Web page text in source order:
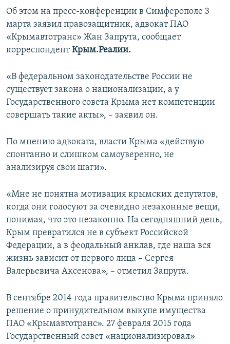
Об этом на пресс-конференции в Симферополе 3
марта заявил правозащитник, адвокат ПАО
«Крымавтотранс» Жан Запрута, сообщает
корреспондентКрым.Реалии.
«В федеральном законодательстве России не
существует закона о национализации, а у
Государственного совета Крыма нет компетенции
совершать такие акты», – заявил он.
По мнению адвоката, власти Крыма «действую
спонтанно и слишком самоуверенно, не
анализируя свои шаги».
«Мне не понятна мотивация крымских депутатов,
когда они голосуют за очевидно незаконные вещи,
понимая, что это незаконно. На сегодняшний день,
Крым превратился не в субъект Российской
Федерации, а в феодальный анклав, где наша вся
жизнь зависит от первого лица – Сергея
Валерьевича Аксенова», – отметил Запрута.
В сентябре 2014 года правительство Крыма приняло
решение о принудительном выкупе имущества
ПАО «Крымавтотранс». 27 февраля 2015 года
Государственный совет «национализировал»